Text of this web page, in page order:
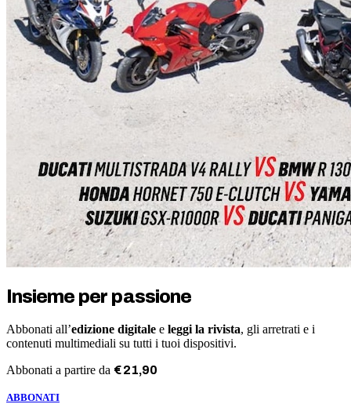
Insieme per passione
Abbonati all’edizione digitale e leggi la rivista, gli arretrati e i
contenuti multimediali su tutti i tuoi dispositivi.
Abbonati a partire da €21,90
ABBONATI